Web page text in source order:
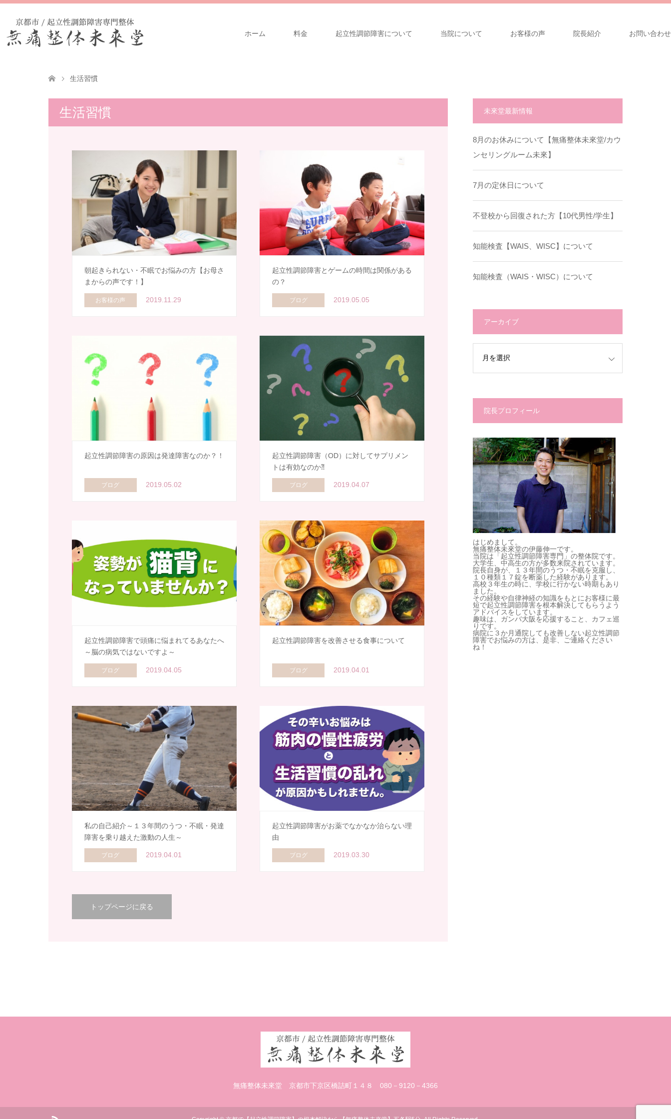
ホーム 料金 起立性調節障害について 当院について お客様の声 院長紹介 お問い合わせ
生活習慣
生活習慣
朝起きられない・不眠でお悩みの方【お母さ
まからの声です！】
お客様の声 2019.11.29
起立性調節障害とゲームの時間は関係がある
の？
ブログ 2019.05.05
起立性調節障害の原因は発達障害なのか？！
ブログ 2019.05.02
起立性調節障害（OD）に対してサプリメン
トは有効なのか⁈
ブログ 2019.04.07
起立性調節障害で頭痛に悩まれてるあなたへ
～脳の病気ではないですよ～
ブログ 2019.04.05
起立性調節障害を改善させる食事について
ブログ 2019.04.01
私の自己紹介～１３年間のうつ・不眠・発達
障害を乗り越えた激動の人生～
ブログ 2019.04.01
起立性調節障害がお薬でなかなか治らない理
由
ブログ 2019.03.30
トップページに戻る
未來堂最新情報
8月のお休みについて【無痛整体未來堂/カウ
ンセリングルーム未來】
7月の定休日について
不登校から回復された方【10代男性/学生】
知能検査【WAIS、WISC】について
知能検査（WAIS・WISC）について
アーカイブ
院長プロフィール
はじめまして。
無痛整体未來堂の伊藤伸一です。
当院は「起立性調節障害専門」の整体院です。
大学生、中高生の方が多数来院されています。
院長自身が、１３年間のうつ・不眠を克服し、
１０種類１７錠を断薬した経験があります。
高校３年生の時に、学校に行かない時期もあり
ました。
その経験や自律神経の知識をもとにお客様に最
短で起立性調節障害を根本解決してもらうよう
アドバイスをしています。
趣味は、ガンバ大阪を応援すること、カフェ巡
りです。
病院に３か月通院しても改善しない起立性調節
障害でお悩みの方は、是非、ご連絡ください
ね！
無痛整体未來堂 京都市下京区橋詰町１４８ 080－9120－4366